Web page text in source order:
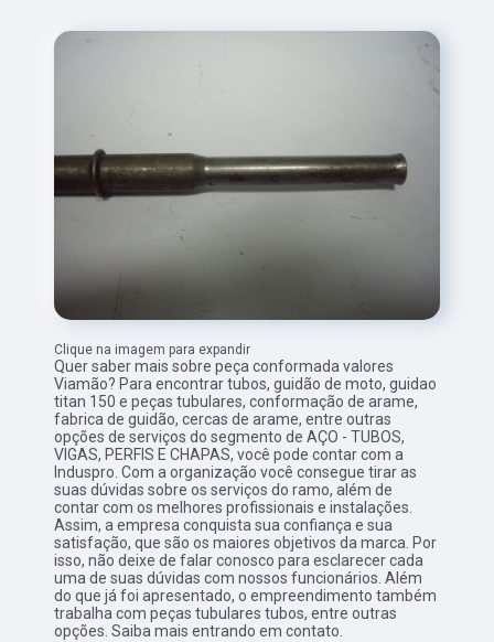
Clique na imagem para expandir
Quer saber mais sobre peça conformada valores
Viamão? Para encontrar tubos, guidão de moto, guidao
titan 150 e peças tubulares, conformação de arame,
fabrica de guidão, cercas de arame, entre outras
opções de serviços do segmento de AÇO - TUBOS,
VIGAS, PERFIS E CHAPAS, você pode contar com a
Induspro. Com a organização você consegue tirar as
suas dúvidas sobre os serviços do ramo, além de
contar com os melhores profissionais e instalações.
Assim, a empresa conquista sua confiança e sua
satisfação, que são os maiores objetivos da marca. Por
isso, não deixe de falar conosco para esclarecer cada
uma de suas dúvidas com nossos funcionários. Além
do que já foi apresentado, o empreendimento também
trabalha com peças tubulares tubos, entre outras
opções. Saiba mais entrando em contato.